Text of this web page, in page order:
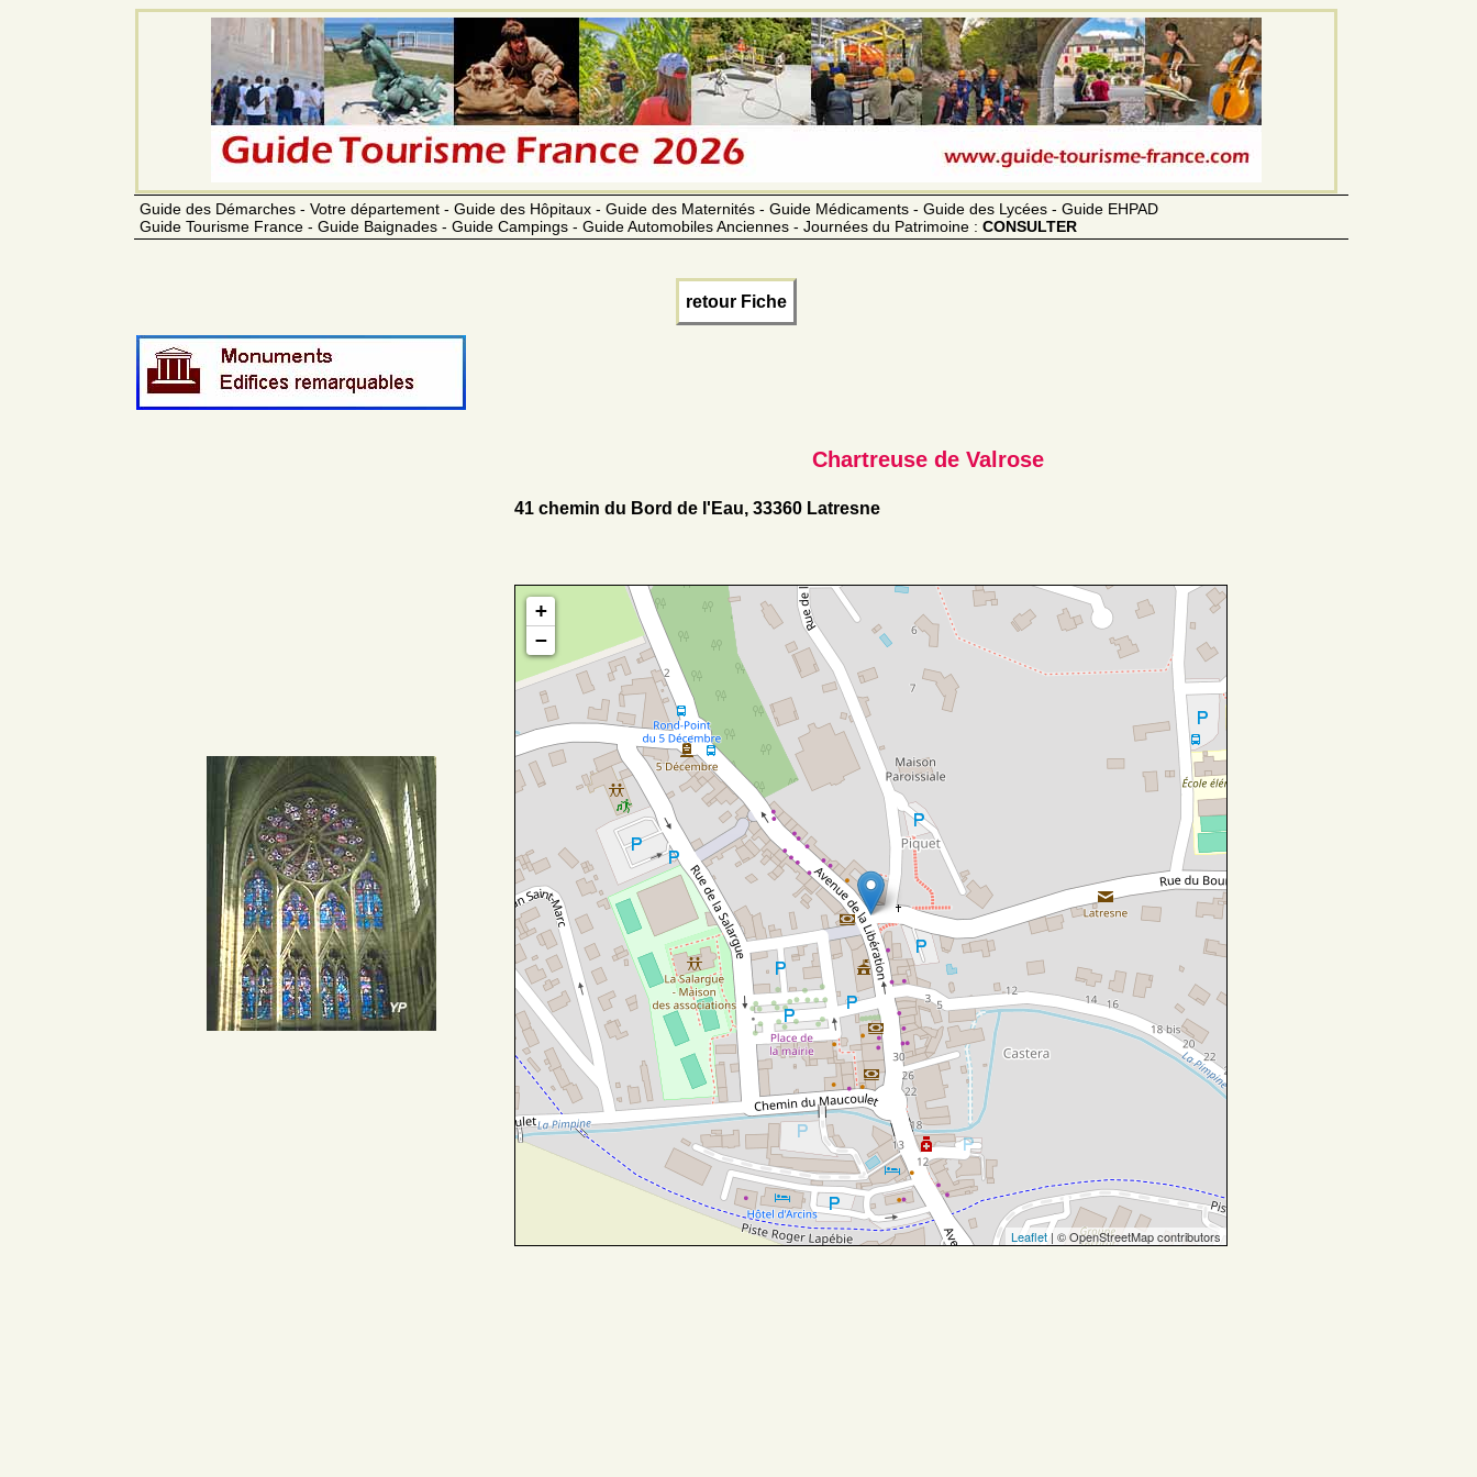
Guide des Démarches - Votre département - Guide des Hôpitaux - Guide des Maternités - Guide Médicaments - Guide des Lycées - Guide EHPAD
Guide Tourisme France - Guide Baignades - Guide Campings - Guide Automobiles Anciennes - Journées du Patrimoine : CONSULTER
retour Fiche
Chartreuse de Valrose
41 chemin du Bord de l'Eau, 33360 Latresne
+
−
Leaflet| © OpenStreetMap contributors